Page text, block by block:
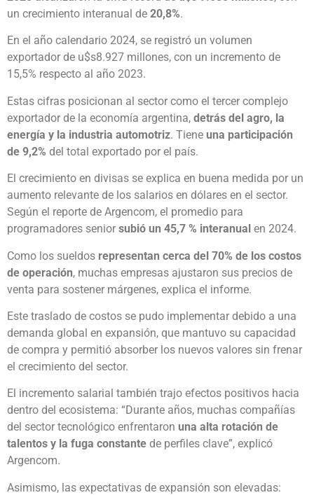
un crecimiento interanual de 20,8%.
En el año calendario 2024, se registró un volumen
exportador de u$s8.927 millones, con un incremento de
15,5% respecto al año 2023.
Estas cifras posicionan al sector como el tercer complejo
exportador de la economía argentina, detrás del agro, la
energía y la industria automotriz. Tiene una participación
de 9,2% del total exportado por el país.
El crecimiento en divisas se explica en buena medida por un
aumento relevante de los salarios en dólares en el sector.
Según el reporte de Argencom, el promedio para
programadores senior subió un 45,7 % interanual en 2024.
Como los sueldos representan cerca del 70% de los costos
de operación, muchas empresas ajustaron sus precios de
venta para sostener márgenes, explica el informe.
Este traslado de costos se pudo implementar debido a una
demanda global en expansión, que mantuvo su capacidad
de compra y permitió absorber los nuevos valores sin frenar
el crecimiento del sector.
El incremento salarial también trajo efectos positivos hacia
dentro del ecosistema: “Durante años, muchas compañías
del sector tecnológico enfrentaron una alta rotación de
talentos y la fuga constante de perfiles clave”, explicó
Argencom.
Asimismo, las expectativas de expansión son elevadas: